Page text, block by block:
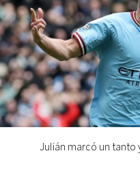
Julián marcó un tanto